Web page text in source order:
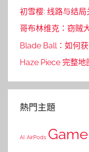
初雪樱: 线路与结
哥布林维克：窃贼
Blade Ball：如何
Haze Piece 完整
熱門主題
AI AirPods